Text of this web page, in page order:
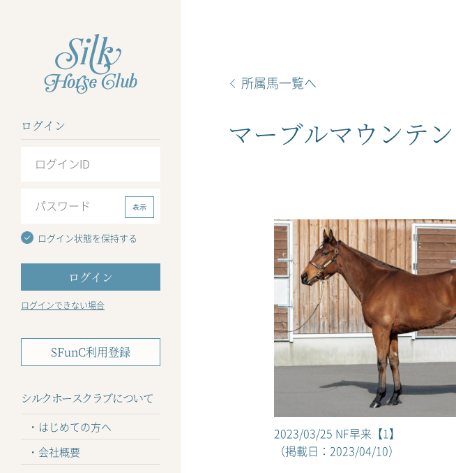
ログイン
表示
ログイン状態を保持する
ログインできない場合
SFunC利用登録
シルクホースクラブについて
はじめての方へ
会社概要
所属馬一覧へ
マーブルマウンテン
2023/03/25 NF早来【1】
（掲載日：2023/04/10）